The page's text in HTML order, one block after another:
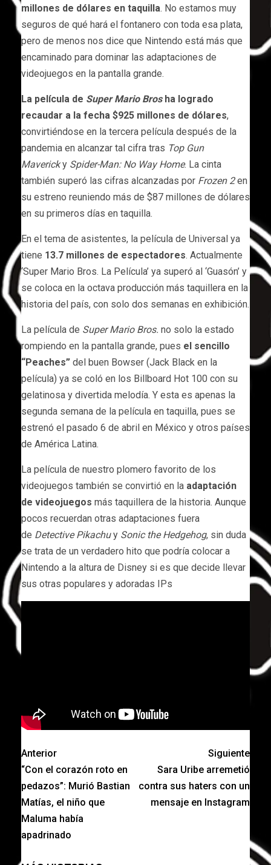
millones de dólares en taquilla. No estamos muy
seguros de qué hará el fontanero con toda esa plata,
pero de menos nos dice que Nintendo está más que
encaminado para dominar las adaptaciones de
videojuegos en la pantalla grande.
La película de Super Mario Brosha logrado
recaudar a la fecha $925 millones de dólares,
convirtiéndose en la tercera película después de la
pandemia en alcanzar tal cifra tras Top Gun
Mavericky Spider-Man: No Way Home. La cinta
también superó las cifras alcanzadas por Frozen 2en
su estreno reuniendo más de $87 millones de dólares
en su primeros días en taquilla.
En el tema de asistentes, la película de Universal ya
tiene 13.7 millones de espectadores. Actualmente
‘Super Mario Bros. La Película’ ya superó al ‘Guasón’ y
se coloca en la octava producción más taquillera en la
historia del país, con solo dos semanas en exhibición.
La película de Super Mario Bros. no solo la estado
rompiendo en la pantalla grande, pues el sencillo
“Peaches” del buen Bowser (Jack Black en la
película) ya se coló en los Billboard Hot 100 con su
gelatinosa y divertida melodía. Y esta es apenas la
segunda semana de la película en taquilla, pues se
estrenó el pasado 6 de abril en México y otros países
de América Latina.
La película de nuestro plomero favorito de los
videojuegos también se convirtió en la adaptación
de videojuegos más taquillera de la historia. Aunque
pocos recuerdan otras adaptaciones fuera
de Detective Pikachuy Sonic the Hedgehog, sin duda
se trata de un verdadero hito que podría colocar a
Nintendo a la altura de Disney si es que decide llevar
sus otras populares y adoradas IPs
Anterior
“Con el corazón roto en
pedazos”: Murió Bastian
Matías, el niño que
Maluma había
apadrinado
Siguiente
Sara Uribe arremetió
contra sus haters con un
mensaje en Instagram